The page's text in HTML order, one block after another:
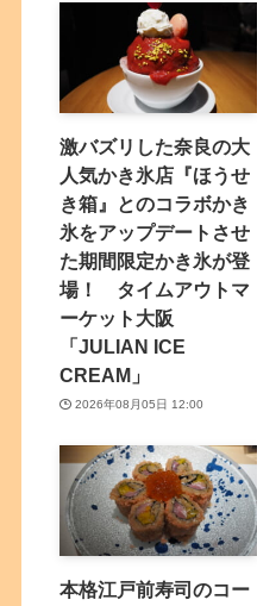
激バズリした奈良の大
人気かき氷店『ほうせ
き箱』とのコラボかき
氷をアップデートさせ
た期間限定かき氷が登
場！ タイムアウトマ
ーケット大阪
「JULIAN ICE
CREAM」
2026年08月05日 12:00
本格江戸前寿司のコー